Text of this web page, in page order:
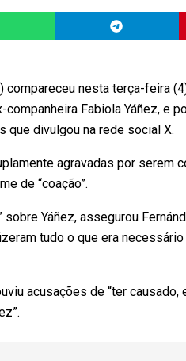
nesta terça-feira
Fabiola Yáñez, e
que divulgou na rede social X.
agravadas por serem
de “coação”.
Yáñez, assegurou
tudo o que era
acusações de “ter causado,